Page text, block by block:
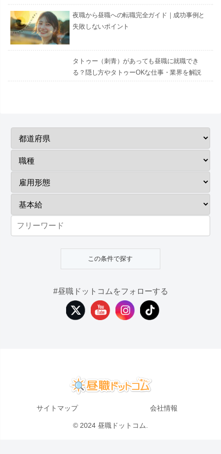
夜職から昼職への転職完全ガイド｜成功事例と
失敗しないポイント
タトゥー（刺青）があっても昼職に就職でき
る？隠し方やタトゥーOKな仕事・業界を解説
#昼職ドットコムをフォローする
サイトマップ 会社情報
© 2024 昼職ドットコム.